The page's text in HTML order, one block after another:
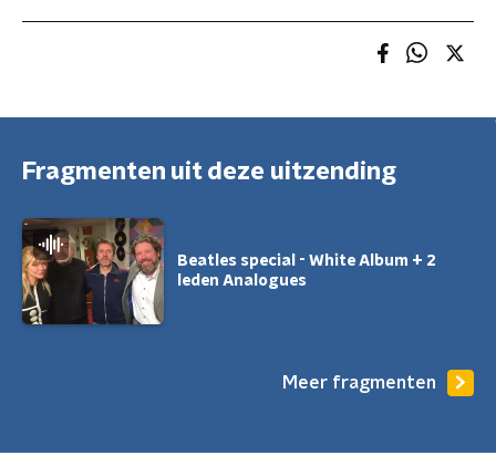
Fragmenten uit deze uitzending
Beatles special - White Album + 2
leden Analogues
Meer fragmenten